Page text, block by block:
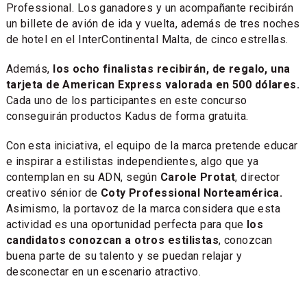
Professional. Los ganadores y un acompañante recibirán
un billete de avión de ida y vuelta, además de tres noches
de hotel en el InterContinental Malta, de cinco estrellas.
Además, los ocho finalistas recibirán, de regalo, una
tarjeta de American Express valorada en 500 dólares.
Cada uno de los participantes en este concurso
conseguirán productos Kadus de forma gratuita.
Con esta iniciativa, el equipo de la marca pretende educar
e inspirar a estilistas independientes, algo que ya
contemplan en su ADN, según Carole Protat, director
creativo sénior de Coty Professional Norteamérica.
Asimismo, la portavoz de la marca considera que esta
actividad es una oportunidad perfecta para que los
candidatos conozcan a otros estilistas, conozcan
buena parte de su talento y se puedan relajar y
desconectar en un escenario atractivo.